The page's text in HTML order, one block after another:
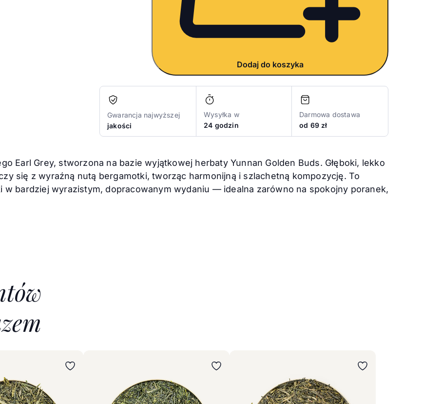
Dodaj do koszyka
Gwarancja najwyższej
jakości
Wysyłka w
24 godzin
Darmowa dostawa
od 69 zł
Earl Grey, stworzona na bazie wyjątkowej herbaty Yunnan Golden Buds. Głęboki, lekko
się z wyraźną nutą bergamotki, tworząc harmonijną i szlachetną kompozycję. To
w bardziej wyrazistym, dopracowanym wydaniu — idealna zarówno na spokojny poranek,